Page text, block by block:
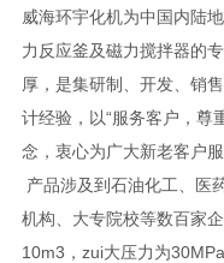
威海环宇化机为中国内陆
力反应釜及磁力搅拌器的
厚，是集研制、开发、销
计经验，以“服务客户，尊
念，衷心为广大新老客户服
产品涉及到石油化工、医
机构、大专院校等数百家
10m3，zui大压力为